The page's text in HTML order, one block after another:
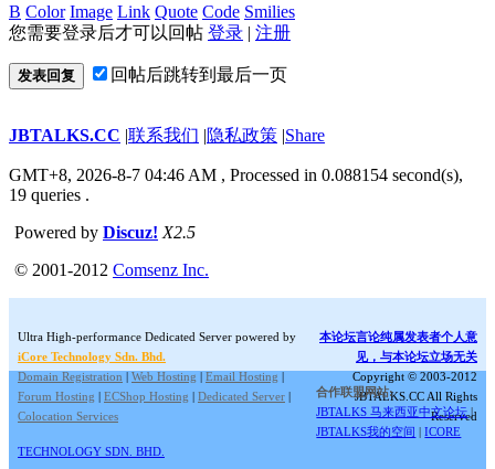
B Color Image Link Quote Code Smilies
您需要登录后才可以回帖 登录 | 注册
发表回复 回帖后跳转到最后一页
JBTALKS.CC |联系我们 |隐私政策 |Share
GMT+8, 2026-8-7 04:46 AM , Processed in 0.088154 second(s),
19 queries .
Powered by Discuz! X2.5
© 2001-2012 Comsenz Inc.
Ultra High-performance Dedicated Server powered by
iCore Technology Sdn. Bhd.
Domain Registration | Web Hosting | Email Hosting |
Forum Hosting | ECShop Hosting | Dedicated Server |
Colocation Services
本论坛言论纯属发表者个人意
见，与本论坛立场无关
Copyright © 2003-2012
JBTALKS.CC All Rights
Reserved
合作联盟网站:
JBTALKS 马来西亚中文论坛 |
JBTALKS我的空间 |ICORE
TECHNOLOGY SDN. BHD.